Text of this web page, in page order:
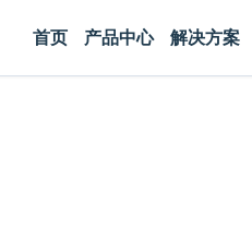
首页 产品中心 解决方案